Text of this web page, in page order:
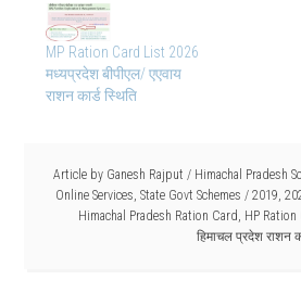
MP Ration Card List 2026
मध्यप्रदेश बीपीएल/ एएवाय
राशन कार्ड स्थिति
Article by Ganesh Rajput / Himachal Pradesh
Online Services State Govt Schemes / 2019
Himachal Pradesh Ration Card HP Ration
हिमाचल प्रदेश राशन